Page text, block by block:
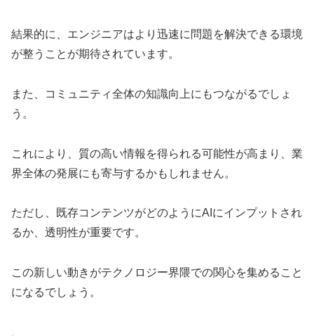
結果的に、エンジニアはより迅速に問題を解決できる環境
が整うことが期待されています。
また、コミュニティ全体の知識向上にもつながるでしょ
う。
これにより、質の高い情報を得られる可能性が高まり、業
界全体の発展にも寄与するかもしれません。
ただし、既存コンテンツがどのようにAIにインプットされ
るか、透明性が重要です。
この新しい動きがテクノロジー界隈での関心を集めること
になるでしょう。